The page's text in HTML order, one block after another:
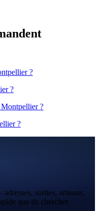
?
?
Montpellier ?
?
sorties, artisans,
que de chercher.